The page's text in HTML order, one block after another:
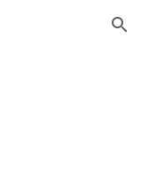
Skip to navigation